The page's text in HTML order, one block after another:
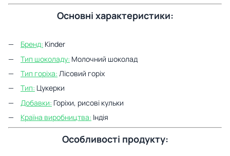
Основні характеристики:
Бренд: Kinder
Тип шоколаду: Молочний шоколад
Тип горіха: Лісовий горіх
Тип: Цукерки
Добавки: Горіхи, рисові кульки
Країна виробництва: Індія
Особливості продукту: